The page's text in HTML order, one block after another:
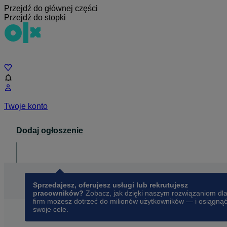
Przejdź do głównej części
Przejdź do stopki
Twoje konto
Dodaj ogłoszenie
Sprzedajesz, oferujesz usługi lub rekrutujesz
pracowników? Zobacz, jak dzięki naszym rozwiązaniom dla
firm możesz dotrzeć do milionów użytkowników — i osiągnąć
swoje cele.